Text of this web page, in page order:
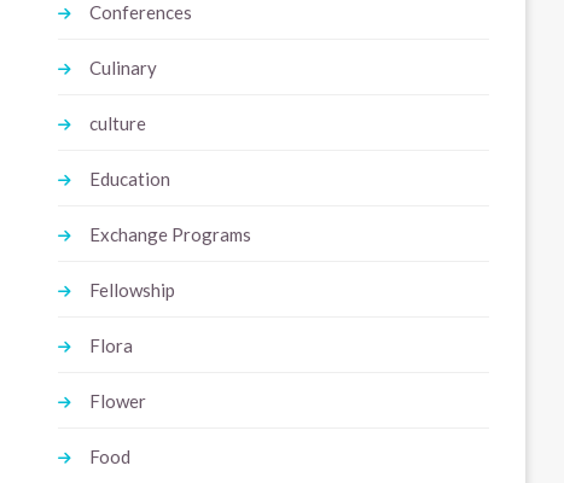
Conferences
Culinary
culture
Education
Exchange Programs
Fellowship
Flora
Flower
Food